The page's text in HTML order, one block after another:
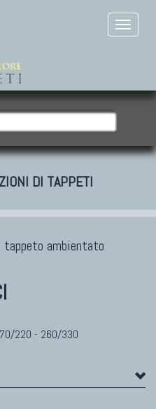
DI TAPPETI
220 - 260/330